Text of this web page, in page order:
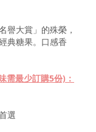
譽大賞」的殊榮，
典糖果。口感香
需最少訂購5份)：
選